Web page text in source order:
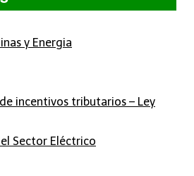
y Energia
incentivos tributarios – Ley
Sector Eléctrico